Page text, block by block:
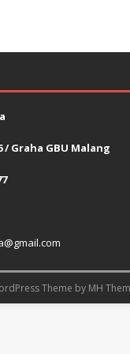
Graha GBU Malang
Theme by MH